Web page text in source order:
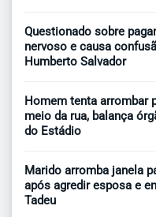
Questionado sobre
nervoso e causa
Humberto Salvador
Homem tenta arrombar
meio da rua, balança
do Estádio
Marido arromba janela
após agredir esposa e
Tadeu